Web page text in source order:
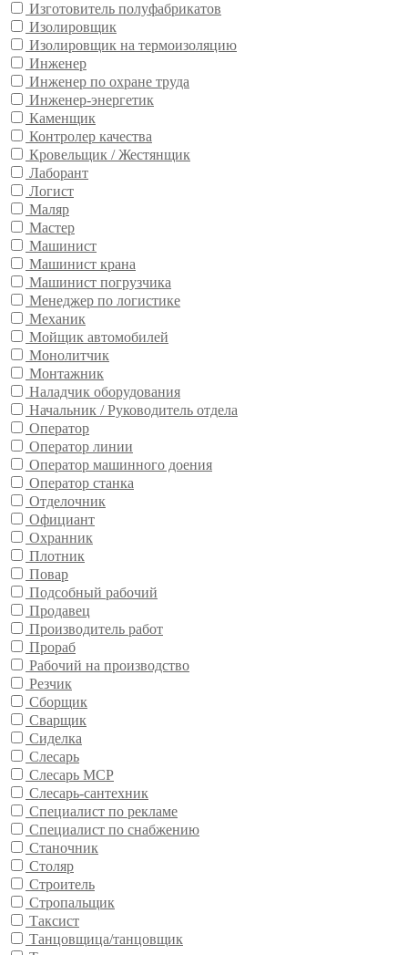
Изготовитель полуфабрикатов
Изолировщик
Изолировщик на термоизоляцию
Инженер
Инженер по охране труда
Инженер-энергетик
Каменщик
Контролер качества
Кровельщик / Жестянщик
Лаборант
Логист
Маляр
Мастер
Машинист
Машинист крана
Машинист погрузчика
Менеджер по логистике
Механик
Мойщик автомобилей
Монолитчик
Монтажник
Наладчик оборудования
Начальник / Руководитель отдела
Оператор
Оператор линии
Оператор машинного доения
Оператор станка
Отделочник
Официант
Охранник
Плотник
Повар
Подсобный рабочий
Продавец
Производитель работ
Прораб
Рабочий на производство
Резчик
Сборщик
Сварщик
Сиделка
Слесарь
Слесарь МСР
Слесарь-сантехник
Специалист по рекламе
Специалист по снабжению
Станочник
Столяр
Строитель
Стропальщик
Таксист
Танцовщица/танцовщик